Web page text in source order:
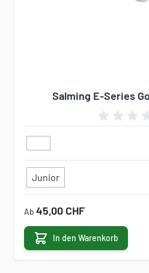
Salming E-Series
Junior
Ab 45,00 CHF
In den Warenkorb